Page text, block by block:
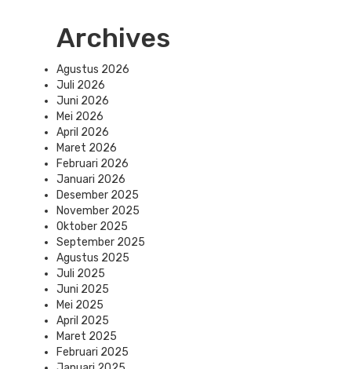
Archives
Agustus 2026
Juli 2026
Juni 2026
Mei 2026
April 2026
Maret 2026
Februari 2026
Januari 2026
Desember 2025
November 2025
Oktober 2025
September 2025
Agustus 2025
Juli 2025
Juni 2025
Mei 2025
April 2025
Maret 2025
Februari 2025